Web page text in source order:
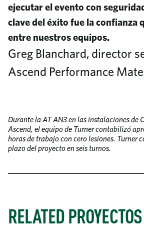
ejecutar el evento con
clave del éxito fue la confianza
entre nuestros equipos.
Greg Blanchard, director
Ascend Performance
Durante la AT AN3 en las instalaciones de
Ascend, el equipo de Turner contabilizó
horas de trabajo con cero lesiones. Turner
plazo del proyecto en seis turnos.
RELATED PROYECTOS